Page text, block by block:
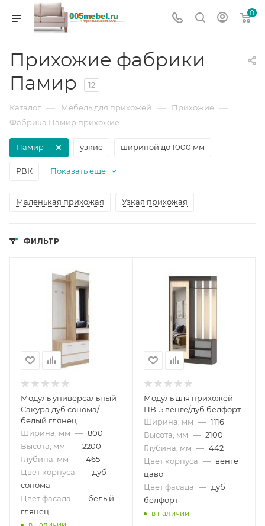
0
Прихожие фабрики
Памир
12
Каталог — Мебель для прихожей — Прихожие —
Фабрика Памир прихожие
узкие шириной до 1000 мм
РВК
Памир
Показать еще
Маленькая прихожая Узкая прихожая
ФИЛЬТР
Модуль универсальный
Сакура дуб сонома/
белый глянец
Ширина, мм — 800
Высота, мм — 2200
Глубина, мм — 465
Цвет корпуса — дуб
сонома
Цвет фасада — белый
глянец
Модуль для прихожей
ПВ-5 венге/дуб белфорт
Ширина, мм — 1116
Высота, мм — 2100
Глубина, мм — 442
Цвет корпуса — венге
цаво
Цвет фасада — дуб
белфорт
в наличии